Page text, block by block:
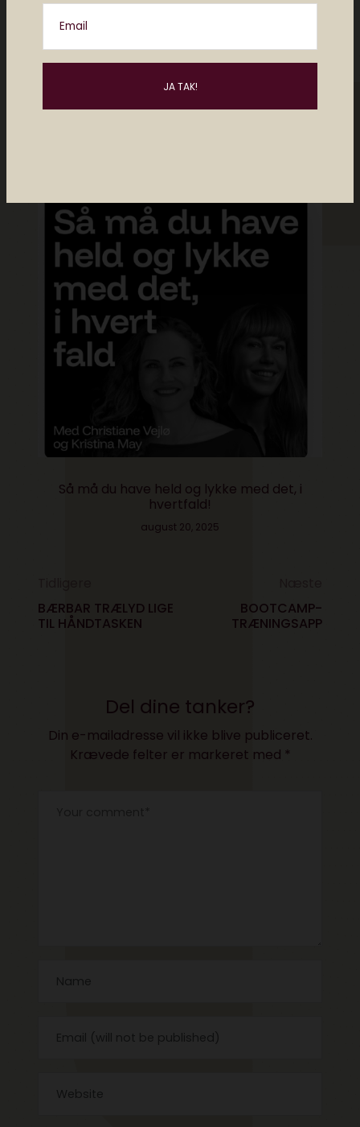
Email
Twitter og på Instagram.
Så må du have held og lykke med det, i
hvertfald!
august 20, 2025
BÆRBAR TRÆLYD LIGE
TIL HÅNDTASKEN
BOOTCAMP-
TRÆNINGSAPP
Del dine tanker?
Din e-mailadresse vil ikke blive publiceret.
Krævede felter er markeret med *